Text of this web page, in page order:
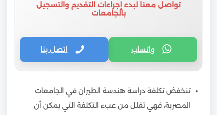
تواصل معنا لبدء إجراءات التقديم والتسجيل
بالجامعات
واتساب اتصل بنا
تنخفض تكلفة دراسة هندسة الطيران في الجامعات
المصرية، فهي تقلل من عبء التكلفة التي يمكن أن